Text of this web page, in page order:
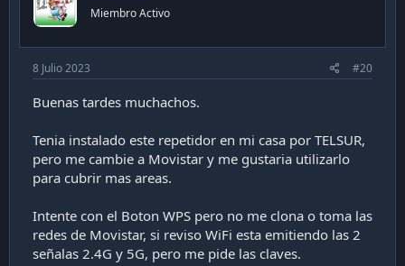
Miembro Activo
8 Julio 2023 #20
Buenas tardes muchachos.
Tenia instalado este repetidor en mi casa por TELSUR,
pero me cambie a Movistar y me gustaria utilizarlo
para cubrir mas areas.
Intente con el Boton WPS pero no me clona o toma las
redes de Movistar, si reviso WiFi esta emitiendo las 2
señalas 2.4G y 5G, pero me pide las claves.